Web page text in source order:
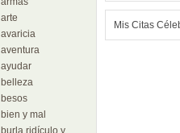
arte
avaricia
aventura
ayudar
belleza
besos
bien y mal
burla ridículo y
Mis Citas